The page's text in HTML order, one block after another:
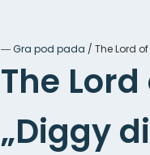
―Gra pod pada / The Lord
The
„Diggy